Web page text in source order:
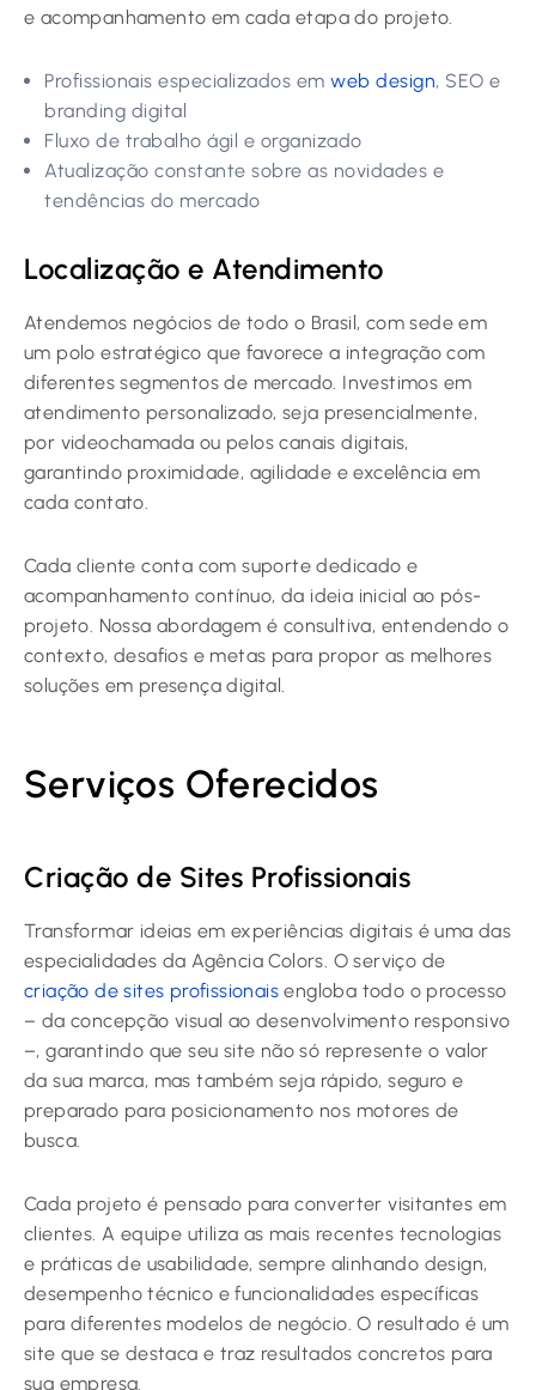
e acompanhamento em cada etapa do projeto.
Profissionais especializados em web design, SEO e
branding digital
Fluxo de trabalho ágil e organizado
Atualização constante sobre as novidades e
tendências do mercado
Localização e Atendimento
Atendemos negócios de todo o Brasil, com sede em
um polo estratégico que favorece a integração com
diferentes segmentos de mercado. Investimos em
atendimento personalizado, seja presencialmente,
por videochamada ou pelos canais digitais,
garantindo proximidade, agilidade e excelência em
cada contato.
Cada cliente conta com suporte dedicado e
acompanhamento contínuo, da ideia inicial ao pós-
projeto. Nossa abordagem é consultiva, entendendo o
contexto, desafios e metas para propor as melhores
soluções em presença digital.
Serviços Oferecidos
Criação de Sites Profissionais
Transformar ideias em experiências digitais é uma das
especialidades da Agência Colors. O serviço de
criação de sites profissionais engloba todo o processo
– da concepção visual ao desenvolvimento responsivo
–, garantindo que seu site não só represente o valor
da sua marca, mas também seja rápido, seguro e
preparado para posicionamento nos motores de
busca.
Cada projeto é pensado para converter visitantes em
clientes. A equipe utiliza as mais recentes tecnologias
e práticas de usabilidade, sempre alinhando design,
desempenho técnico e funcionalidades específicas
para diferentes modelos de negócio. O resultado é um
site que se destaca e traz resultados concretos para
sua empresa.